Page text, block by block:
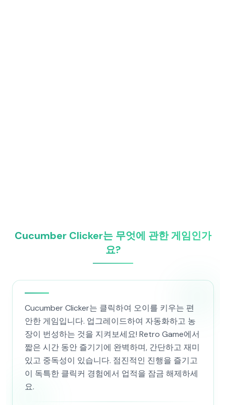
Cucumber Clicker는 무엇에 관한 게임인가
요?
Cucumber Clicker는 클릭하여 오이를 키우는 편
안한 게임입니다. 업그레이드하여 자동화하고 농
장이 번성하는 것을 지켜보세요! Retro Game에서
짧은 시간 동안 즐기기에 완벽하며, 간단하고 재미
있고 중독성이 있습니다. 점진적인 진행을 즐기고
이 독특한 클릭커 경험에서 업적을 잠금 해제하세
요.